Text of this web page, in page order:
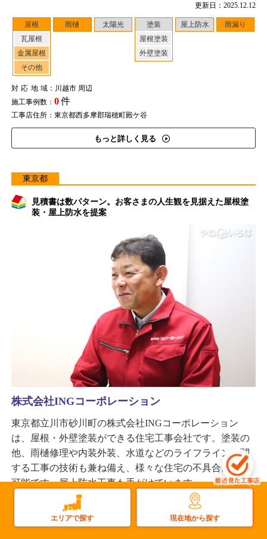
更新日：2025.12.12
屋根
瓦屋根
金属屋根
その他
雨樋 太陽光
塗装
屋根塗装
外壁塗装
屋上防水 雨漏り
対応地域：川越市 周辺
施工事例数： 0件
工事店住所：東京都西多摩郡瑞穂町殿ケ谷
もっと詳しく見る
東京都
見積書は数パターン。お客さまの人生観を見据えた屋根塗
装・屋上防水を提案
更新日：2025.12.12
雨樋 屋上防水
株式会社INGコーポレーション
東京都立川市砂川町の株式会社INGコーポレーション
は、屋根・外壁塗装ができる住宅工事会社です。塗装の
他、雨樋修理や内装外装、水道などのライフラインに関
する工事の技術も兼ね備え、様々な住宅の不具合に対応
可能です。屋上防水工事も手がけています。
エリアで探す 現在地から探す